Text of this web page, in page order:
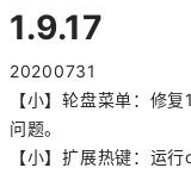
1.9.17
20200731
【小】轮盘菜单：修
问题。
【小】扩展热键：运